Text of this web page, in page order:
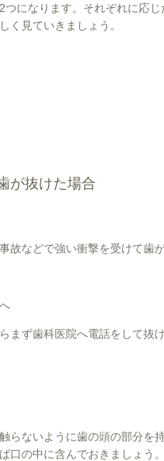
つになります。それぞれに応
く見ていきましょう。
が抜けた場合
故などで強い衝撃を受けて歯
まず歯科医院へ電話をして抜
らないように歯の頭の部分を
口の中に含んでおきましょう